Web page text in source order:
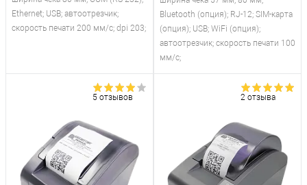
Ethernet; USB; автоотрезчик;
скорость печати 200 мм/с; dpi 203;
Bluetooth (опция); RJ-12; SIM-карта
(опция); USB; WiFi (опция);
автоотрезчик; скорость печати 100
мм/с;
5 отзывов 2 отзыва